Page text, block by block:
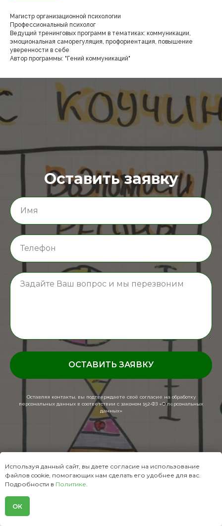
Магистр организационной психологии
Профессиональный психолог
Ведущий тренинговых программ в тематиках: коммуникации,
эмоциональная саморегуляция, профориентация, повышение
уверенности в себе
Автор программы: "Гений коммуникаций"
Оставить заявку
ОСТАВИТЬ ЗАЯВКУ
Оставляя контакты, вы подтверждаете своё согласие на обработку
персональных данных в соответствии с законом 152-ФЗ «О персональных
данных»
Используя данный сайт, вы даете согласие на использование
файлов cookie, помогающих нам сделать его удобнее для вас.
Подробности в Политике.
ОК